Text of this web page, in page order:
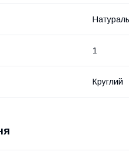
1
Круглий